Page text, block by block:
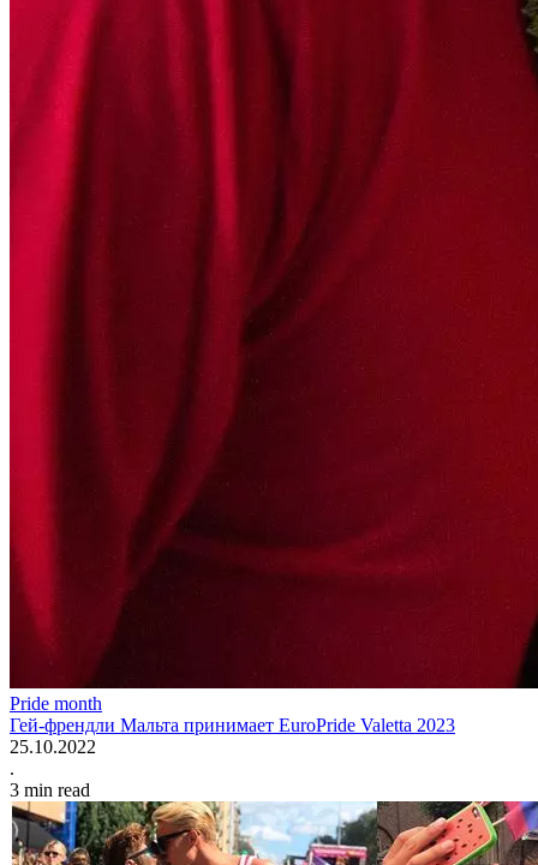
Pride month
Гей-френдли Мальта принимает EuroPride Valetta 2023
25.10.2022
.
3 min read